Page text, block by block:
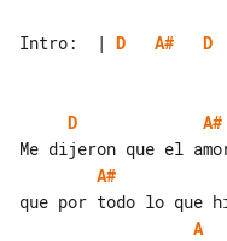
Intro:  | D A# D
D A#
A#
A